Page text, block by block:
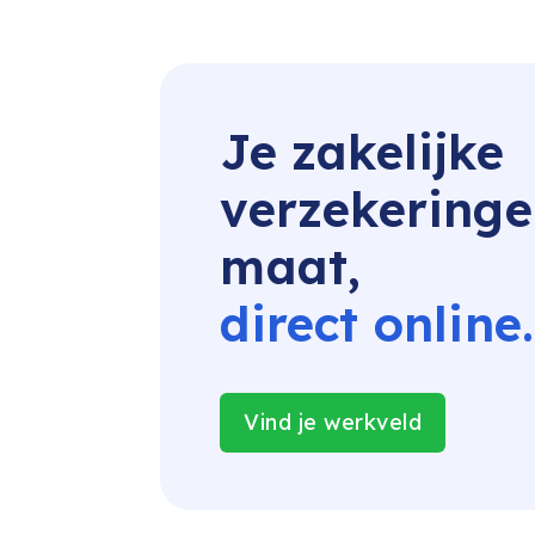
Je zakelijke
maat,
direct online.
Vind je werkveld